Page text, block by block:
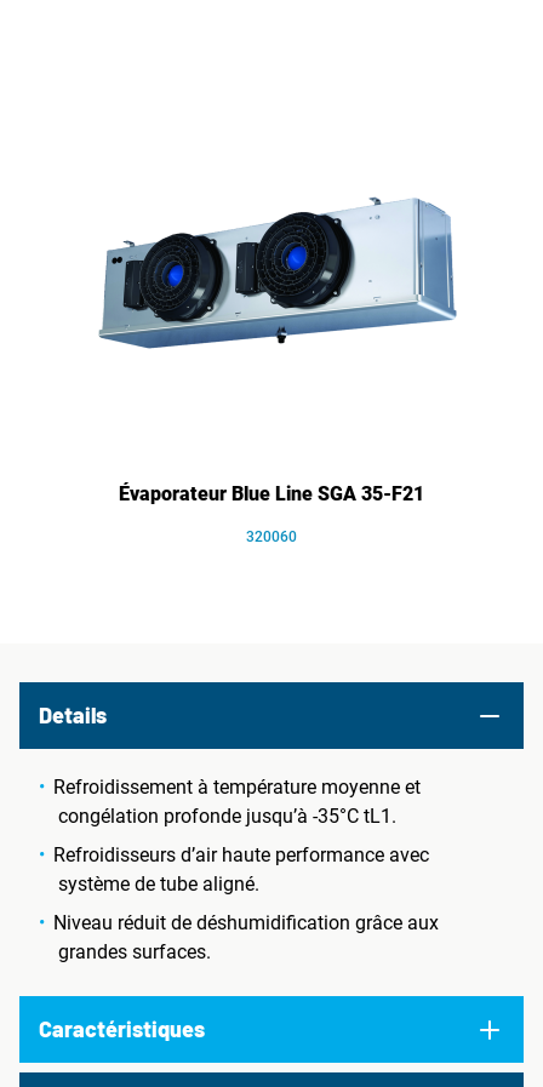
Évaporateur Blue Line SGA 35-F21
320060
Details
Refroidissement à température moyenne et
congélation profonde jusqu’à -35°C tL1.
Refroidisseurs d’air haute performance avec
système de tube aligné.
Niveau réduit de déshumidification grâce aux
grandes surfaces.
Caractéristiques